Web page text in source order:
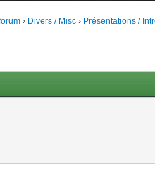
› Divers / Misc › Présentations /